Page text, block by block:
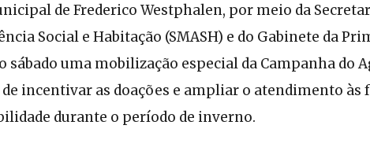
de Frederico Westphalen, por meio da
Social e Habitação (SMASH) e do Gabinete da
uma mobilização especial da Campanha do
incentivar as doações e ampliar o atendimento às
durante o período de inverno.